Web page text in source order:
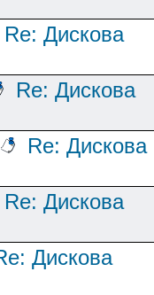
Re: Дискова
Re: Дискова
Re: Дискова
Re: Дискова
Дискова